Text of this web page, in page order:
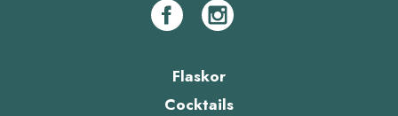
Flaskor
Cocktails